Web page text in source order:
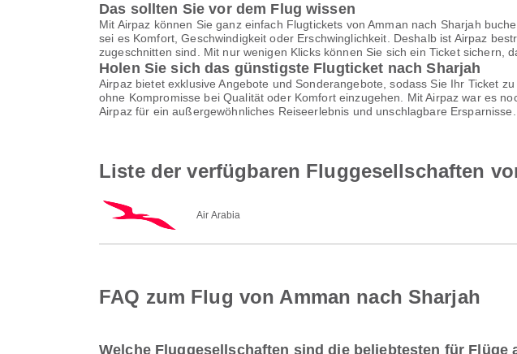
Das sollten Sie vor dem Flug wissen
Mit Airpaz können Sie ganz einfach Flugtickets von Amman nach Sharjah
sei es Komfort, Geschwindigkeit oder Erschwinglichkeit. Deshalb ist Airpaz
zugeschnitten sind. Mit nur wenigen Klicks können Sie sich ein Ticket sichern,
Holen Sie sich das günstigste Flugticket nach Sharjah
Airpaz bietet exklusive Angebote und Sonderangebote, sodass Sie Ihr Ticket
ohne Kompromisse bei Qualität oder Komfort einzugehen. Mit Airpaz war es
Airpaz für ein außergewöhnliches Reiseerlebnis und unschlagbare Ersparnisse.
Liste der verfügbaren Fluggesellschaften
Air Arabia
FAQ zum Flug von Amman nach Sharjah
Welche Fluggesellschaften sind die beliebtesten für Flüge